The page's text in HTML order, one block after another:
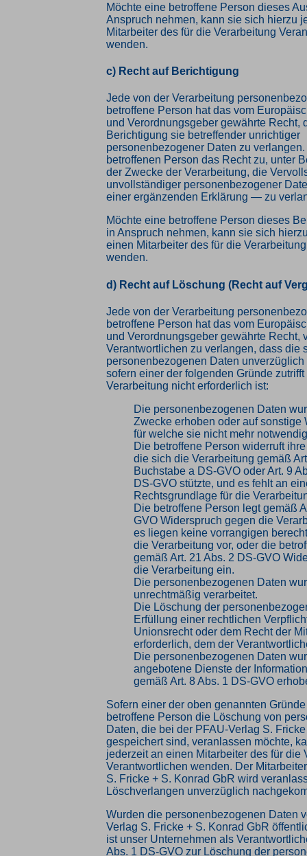
Möchte eine betroffene Person dieses
Anspruch nehmen, kann sie sich hierzu
Mitarbeiter des für die Verarbeitung
wenden.
c) Recht auf Berichtigung
Jede von der Verarbeitung
betroffene Person hat das vom
und Verordnungsgeber gewährte Recht,
Berichtigung sie betreffender unrichtiger
personenbezogener Daten zu
betroffenen Person das Recht zu, unter
der Zwecke der Verarbeitung, die
unvollständiger personenbezogener
einer ergänzenden Erklärung — zu
Möchte eine betroffene Person dieses
in Anspruch nehmen, kann sie sich
einen Mitarbeiter des für die
wenden.
d) Recht auf Löschung (Recht auf
Jede von der Verarbeitung
betroffene Person hat das vom
und Verordnungsgeber gewährte Recht,
Verantwortlichen zu verlangen, dass die
personenbezogenen Daten
sofern einer der folgenden Gründe
Verarbeitung nicht erforderlich ist:
Die personenbezogenen Daten
Zwecke erhoben oder auf sonstige
für welche sie nicht mehr
Die betroffene Person widerruft
die sich die Verarbeitung gemäß
Buchstabe a DS-GVO oder Art. 9
DS-GVO stützte, und es fehlt an
Rechtsgrundlage für die
Die betroffene Person legt gemäß
GVO Widerspruch gegen die
es liegen keine vorrangigen
die Verarbeitung vor, oder die
gemäß Art. 21 Abs. 2 DS-GVO
die Verarbeitung ein.
Die personenbezogenen Daten
unrechtmäßig verarbeitet.
Die Löschung der
Erfüllung einer rechtlichen
Unionsrecht oder dem Recht der
erforderlich, dem der
Die personenbezogenen Daten
angebotene Dienste der
gemäß Art. 8 Abs. 1 DS-GVO
Sofern einer der oben genannten
betroffene Person die Löschung von
Daten, die bei der PFAU-Verlag S.
gespeichert sind, veranlassen möchte,
jederzeit an einen Mitarbeiter des für die
Verantwortlichen wenden. Der
S. Fricke + S. Konrad GbR wird
Löschverlangen unverzüglich
Wurden die personenbezogenen Daten
Verlag S. Fricke + S. Konrad GbR
ist unser Unternehmen als
Abs. 1 DS-GVO zur Löschung der